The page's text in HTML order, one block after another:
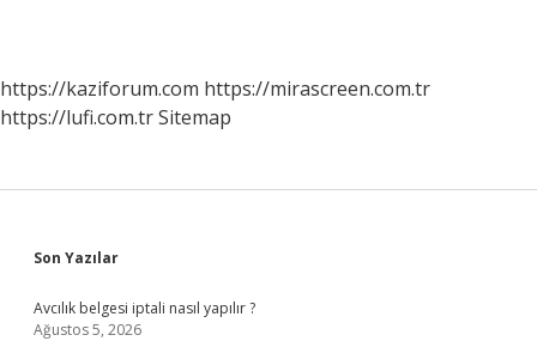
https://kaziforum.com https://mirascreen.com.tr
https://lufi.com.trSitemap
Sidebar
Son Yazılar
Avcılık belgesi iptali nasıl yapılır ?
Ağustos 5, 2026